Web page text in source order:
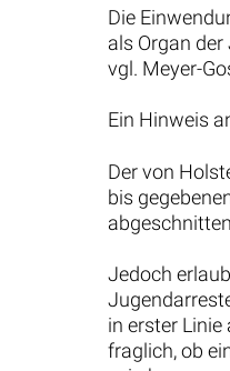
Die
als Organ
vgl. Meyer-
Ein Hinweis
Der von
bis
Jedoch
in erster
fraglich, ob